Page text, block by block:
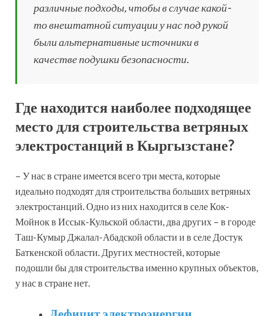
различные подходы, чтобы в случае какой-
то внештатной ситуации у нас под рукой
были альтернативные источники в
качестве подушки безопасности.
Где находится наиболее подходящее
место для строительства ветряных
электростанций в Кыргызстане?
– У нас в стране имеется всего три места, которые
идеально подходят для строительства больших ветряных
электростанций. Одно из них находится в селе Кок-
Мойнок в Иссык-Кульской области, два других – в городе
Таш-Кумыр Джалал-Абадской области и в селе Достук
Баткенской области. Других местностей, которые
подошли бы для строительства именно крупных объектов,
у нас в стране нет.
Дефицит электроэнергии